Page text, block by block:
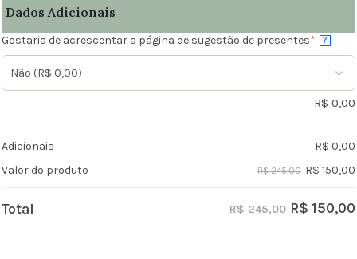
Dados Adicionais
Gostaria de acrescentar a página de sugestão de presentes* ?
R$ 0,00
Adicionais R$ 0,00
Valor do produto
R$ 245,00 R$ 150,00
Total R$ 245,00 R$ 150,00